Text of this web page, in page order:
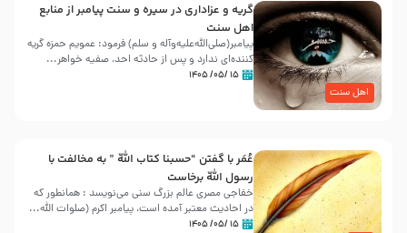
اهل سنت
گریه و عزاداری در سیره و سنت پیامبر از منابع
اهل سنت
پیامبر(صلی‌الله‌علیه‌وآله و سلم) فرمود: عمویم حمزه گریه
کننده‌ای ندارد و پس از حادثه احد، صفیه خواهر...
۱۵ /۰۵/ ۱۴۰۵
عُمَر با گفتن “حسبنا كتاب اللّه ” به مخالفت با
رسول اللّه برخاست
خفاجی مصری عالم بزرگ سنی می‌نویسد : همانطور که
در احادیث معتبر آمده است، پیامبر اکرم (صلوات اللّه...
۱۵ /۰۵/ ۱۴۰۵